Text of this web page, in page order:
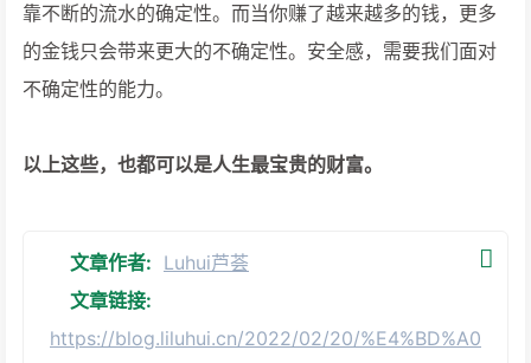
靠不断的流水的确定性。而当你赚了越来越多的钱，更多
的金钱只会带来更大的不确定性。安全感，需要我们面对
不确定性的能力。
以上这些，也都可以是人生最宝贵的财富。
文章作者: Luhui芦荟
文章链接:
https://blog.liluhui.cn/2022/02/20/%E4%BD%A0